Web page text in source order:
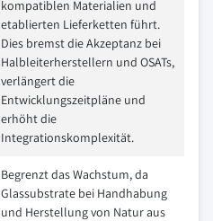
kompatiblen Materialien und
etablierten Lieferketten führt.
Dies bremst die Akzeptanz bei
Halbleiterherstellern und OSATs,
verlängert die
Entwicklungszeitpläne und
erhöht die
Integrationskomplexität.
Begrenzt das Wachstum, da
Glassubstrate bei Handhabung
und Herstellung von Natur aus